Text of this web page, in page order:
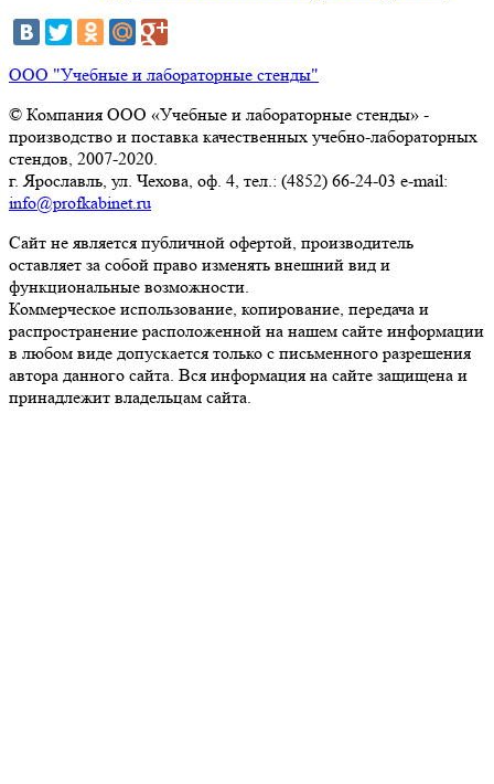
ООО "Учебные и лабораторные стенды"
© Компания ООО «Учебные и лабораторные стенды» -
производство и поставка качественных учебно-лабораторных
стендов, 2007-2020.
г. Ярославль, ул. Чехова, оф. 4, тел.: (4852) 66-24-03 e-mail:
info@profkabinet.ru
Сайт не является публичной офертой, производитель
оставляет за собой право изменять внешний вид и
функциональные возможности.
Коммерческое использование, копирование, передача и
распространение расположенной на нашем сайте информации
в любом виде допускается только с письменного разрешения
автора данного сайта. Вся информация на сайте защищена и
принадлежит владельцам сайта.